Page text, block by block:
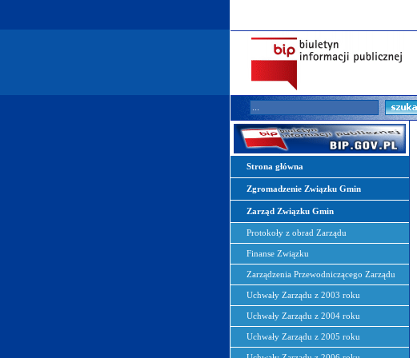
Strona główna
Zgromadzenie Związku Gmin
Zarząd Związku Gmin
Protokoły z obrad Zarządu
Finanse Związku
Zarządzenia Przewodniczącego Zarządu
Uchwały Zarządu z 2003 roku
Uchwały Zarządu z 2004 roku
Uchwały Zarządu z 2005 roku